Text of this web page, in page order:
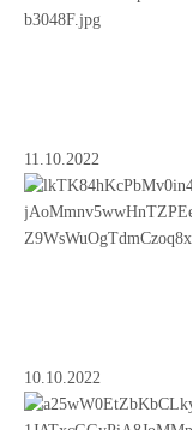
11.10.2022
10.10.2022